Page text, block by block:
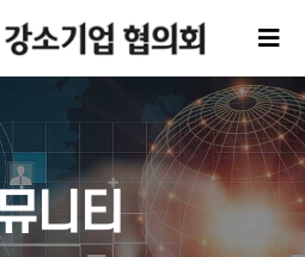
니티